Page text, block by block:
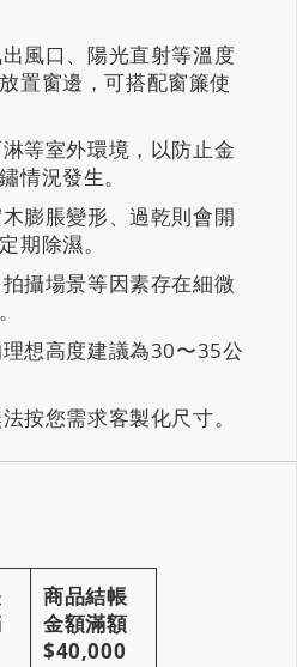
風口、陽光直射等溫度
置窗邊，可搭配窗簾使
等室外環境，以防止金
情況發生。
膨脹變形、過乾則會開
期除濕。
攝場景等因素存在細微
想高度建議為30〜35公
按您需求客製化尺寸。
商品結帳
金額滿額
$40,000